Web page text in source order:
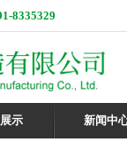
8335329
示 新闻中